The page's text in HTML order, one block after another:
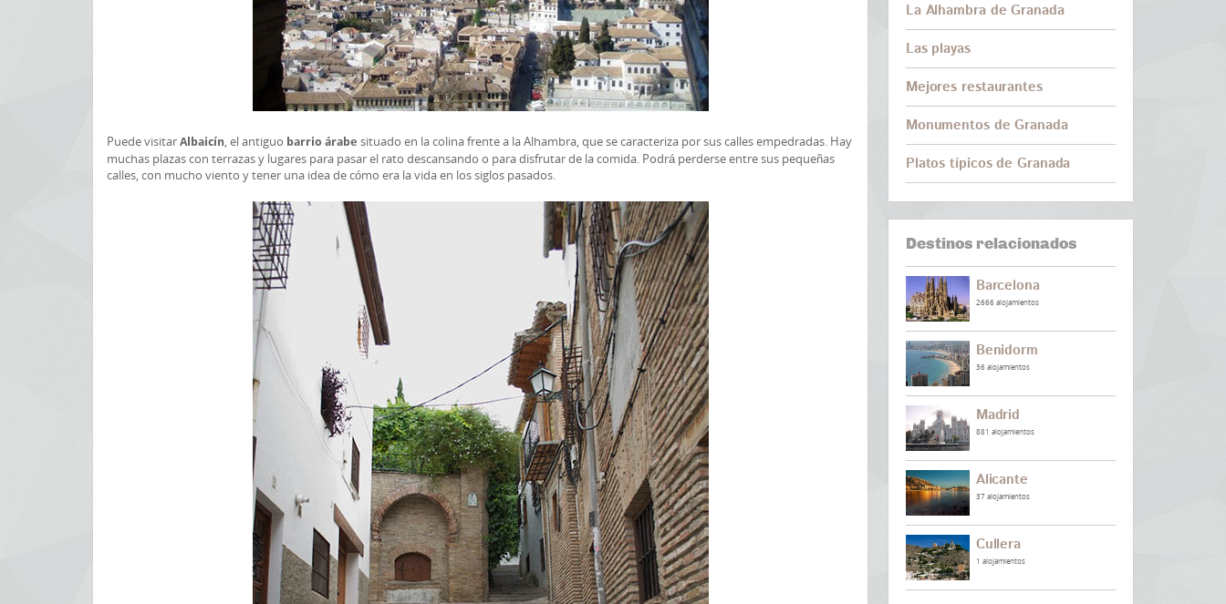
Puede visitar Albaicín, el antiguo barrio árabe situado en la colina frente a la Alhambra, que se caracteriza por sus calles empedradas. Hay
muchas plazas con terrazas y lugares para pasar el rato descansando o para disfrutar de la comida. Podrá perderse entre sus pequeñas
calles, con mucho viento y tener una idea de cómo era la vida en los siglos pasados.
La Alhambra de Granada
Las playas
Mejores restaurantes
Monumentos de Granada
Platos típicos de Granada
Destinos relacionados
Barcelona
2666 alojamientos
Benidorm
36 alojamientos
Madrid
881 alojamientos
Alicante
37 alojamientos
Cullera
1 alojamientos